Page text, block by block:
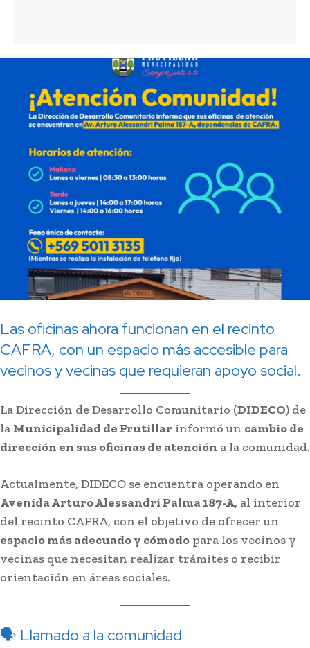
Las oficinas ahora funcionan en el recinto
CAFRA, con un espacio más accesible para
vecinos y vecinas que requieran apoyo social.
La Dirección de Desarrollo Comunitario (DIDECO) de
la Municipalidad de Frutillar informó un cambio de
dirección en sus oficinas de atención a la comunidad.
Actualmente, DIDECO se encuentra operando en
Avenida Arturo Alessandri Palma 187-A, al interior
del recinto CAFRA, con el objetivo de ofrecer un
espacio más adecuado y cómodo para los vecinos y
vecinas que necesitan realizar trámites o recibir
orientación en áreas sociales.
🗣️ Llamado a la comunidad